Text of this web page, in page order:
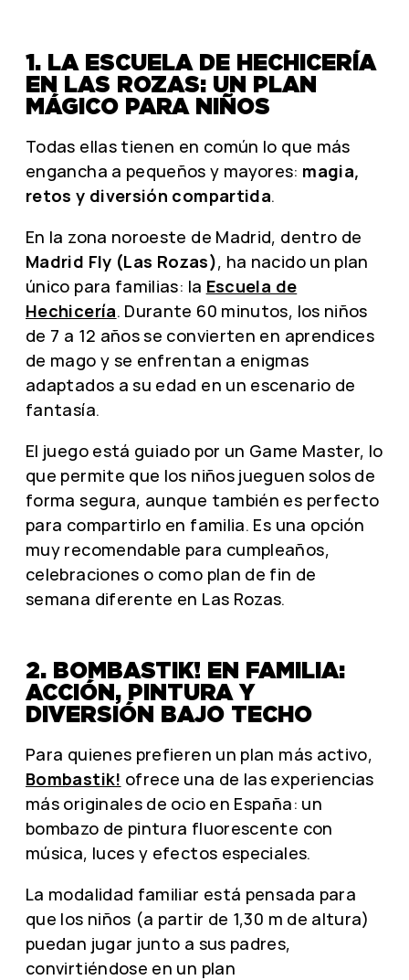
1. LA ESCUELA DE HECHICERÍA
EN LAS ROZAS: UN PLAN
MÁGICO PARA NIÑOS
Todas ellas tienen en común lo que más
engancha a pequeños y mayores: magia,
retos y diversión compartida.
En la zona noroeste de Madrid, dentro de
Madrid Fly (Las Rozas), ha nacido un plan
único para familias: la Escuela de
Hechicería. Durante 60 minutos, los niños
de 7 a 12 años se convierten en aprendices
de mago y se enfrentan a enigmas
adaptados a su edad en un escenario de
fantasía.
El juego está guiado por un Game Master, lo
que permite que los niños jueguen solos de
forma segura, aunque también es perfecto
para compartirlo en familia. Es una opción
muy recomendable para cumpleaños,
celebraciones o como plan de fin de
semana diferente en Las Rozas.
2. BOMBASTIK! EN FAMILIA:
ACCIÓN, PINTURA Y
DIVERSIÓN BAJO TECHO
Para quienes prefieren un plan más activo,
Bombastik! ofrece una de las experiencias
más originales de ocio en España: un
bombazo de pintura fluorescente con
música, luces y efectos especiales.
La modalidad familiar está pensada para
que los niños (a partir de 1,30 m de altura)
puedan jugar junto a sus padres,
convirtiéndose en un plan